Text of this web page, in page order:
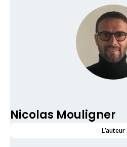
Nicolas Mouligner
L’auteur